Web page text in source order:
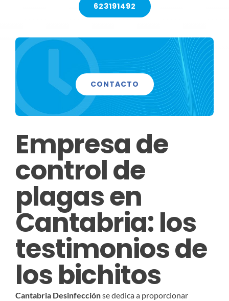
623191492
CONTACTO
Empresa de
control de
plagas en
Cantabria: los
testimonios de
los bichitos
Cantabria Desinfecciónse dedica a proporcionar